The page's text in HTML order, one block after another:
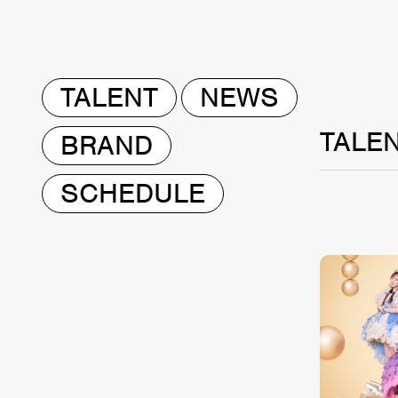
TALENT
NEWS
BRAND
SCHEDULE